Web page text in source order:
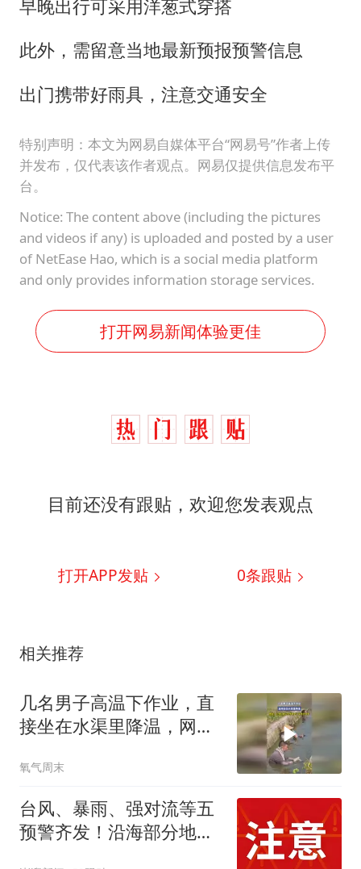
早晚出行可采用洋葱式穿搭
此外，需留意当地最新预报预警信息
出门携带好雨具，注意交通安全
特别声明：本文为网易自媒体平台“网易号”作者上传
并发布，仅代表该作者观点。网易仅提供信息发布平
台。
Notice: The content above (including the pictures
and videos if any) is uploaded and posted by a user
of NetEase Hao, which is a social media platform
and only provides information storage services.
打开网易新闻体验更佳
目前还没有跟贴，欢迎您发表观点
打开APP发贴 0条跟贴
相关推荐
几名男子高温下作业，直
接坐在水渠里降温，网
了父亲的身影
氧气周末
台风、暴雨、强对流等五
预警齐发！沿海部分地区